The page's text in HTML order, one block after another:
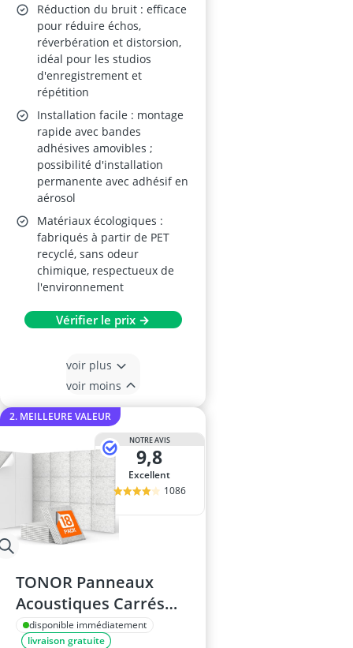
Réduction du bruit : efficace
pour réduire échos,
réverbération et distorsion,
idéal pour les studios
d'enregistrement et
répétition
Installation facile : montage
rapide avec bandes
adhésives amovibles ;
possibilité d'installation
permanente avec adhésif en
aérosol
Matériaux écologiques :
fabriqués à partir de PET
recyclé, sans odeur
chimique, respectueux de
l'environnement
Vérifier le prix →
voir plus
voir moins
2. MEILLEURE VALEUR
NOTRE AVIS
9,8
Excellent
1086
TONOR Panneaux
Acoustiques Carrés
30x30x0,9cm Gris
disponible immédiatement
livraison gratuite